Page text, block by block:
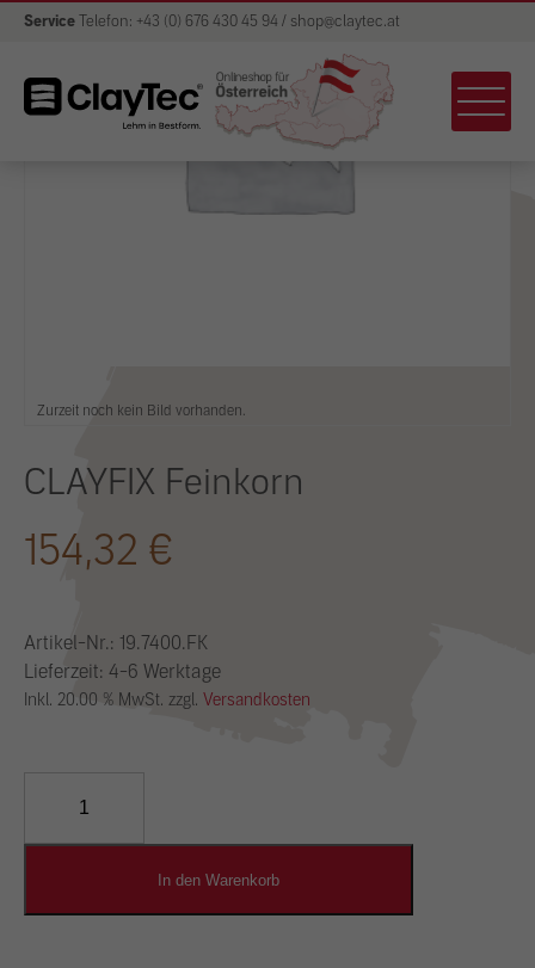
Service Telefon: +43 (0) 676 430 45 94 / shop@claytec.at
Zurzeit noch kein Bild vorhanden.
CLAYFIX Feinkorn
154,32 €
Artikel-Nr.: 19.7400.FK
Lieferzeit: 4-6 Werktage
Inkl. 20.00 % MwSt. zzgl. Versandkosten
Feinkorn
Menge
In den Warenkorb